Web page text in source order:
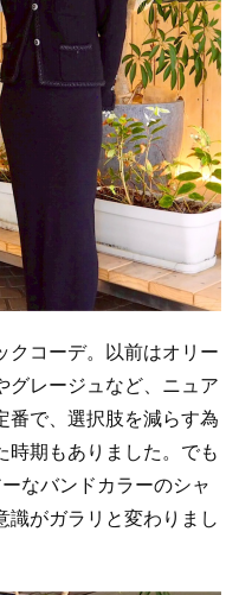
クコーデ。以前はオリー
グレージュなど、ニュア
番で、選択肢を減らす為
時期もありました。でも
なバンドカラーのシャ
識がガラリと変わりまし